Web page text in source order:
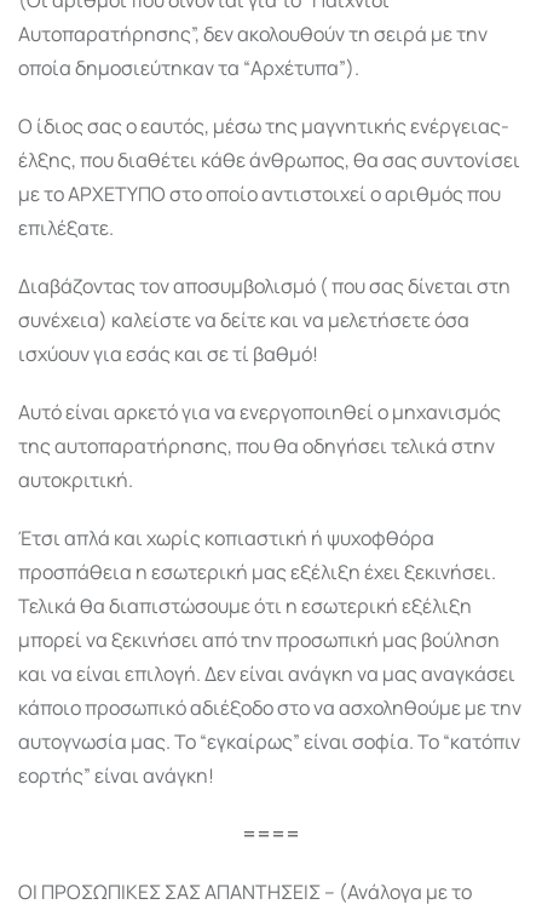
Αυτοπαρατήρησης”, δεν ακολουθούν τη σειρά με την
οποία δημοσιεύτηκαν τα “Αρχέτυπα”).
Ο ίδιος σας ο εαυτός, μέσω της μαγνητικής ενέργειας-
έλξης, που διαθέτει κάθε άνθρωπος, θα σας συντονίσει
με το ΑΡΧΕΤΥΠΟ στο οποίο αντιστοιχεί ο αριθμός που
επιλέξατε.
Διαβάζοντας τον αποσυμβολισμό ( που σας δίνεται στη
συνέχεια) καλείστε να δείτε και να μελετήσετε όσα
ισχύουν για εσάς και σε τί βαθμό!
Αυτό είναι αρκετό για να ενεργοποιηθεί ο μηχανισμός
της αυτοπαρατήρησης, που θα οδηγήσει τελικά στην
αυτοκριτική.
Έτσι απλά και χωρίς κοπιαστική ή ψυχοφθόρα
προσπάθεια η εσωτερική μας εξέλιξη έχει ξεκινήσει.
Τελικά θα διαπιστώσουμε ότι η εσωτερική εξέλιξη
μπορεί να ξεκινήσει από την προσωπική μας βούληση
και να είναι επιλογή. Δεν είναι ανάγκη να μας αναγκάσει
κάποιο προσωπικό αδιέξοδο στο να ασχοληθούμε με την
αυτογνωσία μας. Το “εγκαίρως” είναι σοφία. Το “κατόπιν
εορτής” είναι ανάγκη!
====
ΟΙ ΠΡΟΣΩΠΙΚΕΣ ΣΑΣ ΑΠΑΝΤΗΣΕΙΣ – (Ανάλογα με το